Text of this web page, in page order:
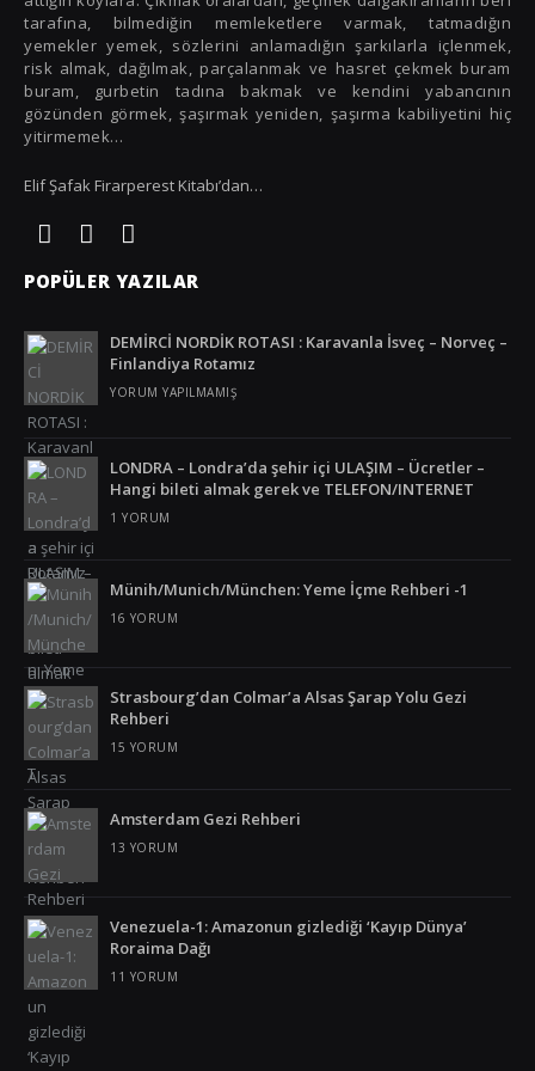
Portekiz
Romanya
Rusya
Slovenya
Tanzanya
Tayland
Ürdün
Venezuela
Vietnam
Yunanistan
tarafına, bilmediğin memleketlere varmak, tatmadığın
yemekler yemek, sözlerini anlamadığın şarkılarla içlenmek,
risk almak, dağılmak, parçalanmak ve hasret çekmek buram
buram, gurbetin tadına bakmak ve kendini yabancının
gözünden görmek, şaşırmak yeniden, şaşırma kabiliyetini hiç
yitirmemek…
Elif Şafak Firarperest Kitabı’dan…
POPÜLER YAZILAR
DEMİRCİ NORDİK ROTASI : Karavanla İsveç – Norveç –
Finlandiya Rotamız
YORUM YAPILMAMIŞ
LONDRA – Londra’da şehir içi ULAŞIM – Ücretler –
Hangi bileti almak gerek ve TELEFON/INTERNET
1 YORUM
Münih/Munich/München: Yeme İçme Rehberi -1
16 YORUM
Strasbourg’dan Colmar’a Alsas Şarap Yolu Gezi
Rehberi
15 YORUM
Amsterdam Gezi Rehberi
13 YORUM
Venezuela-1: Amazonun gizlediği ‘Kayıp Dünya’
Roraima Dağı
11 YORUM